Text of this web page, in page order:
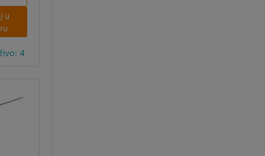
i
5,
C
36
44
na
u
4